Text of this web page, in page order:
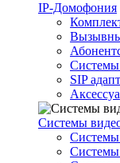
IP-Домофония
Системы
SIP
Системы
Системы